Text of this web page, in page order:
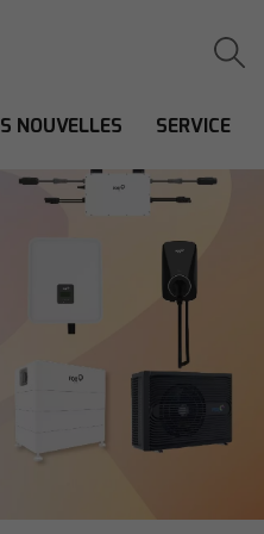
NOUVELLES SERVICE